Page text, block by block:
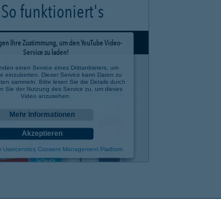
funktioniert's
Ihre Zustimmung, um den YouTube Video-
Service zu laden!
einen Service eines Drittanbieters, um
einzubetten. Dieser Service kann Daten zu
sammeln. Bitte lesen Sie die Details durch
Sie der Nutzung des Service zu, um dieses
Video anzusehen.
Mehr Informationen
Akzeptieren
Usercentrics Consent Management Platform